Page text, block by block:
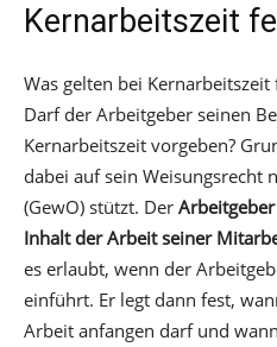
Kernarbeitszeit
Was gelten bei Kernarbeitszeit
Darf der Arbeitgeber seinen
Kernarbeitszeit vorgeben?
dabei auf sein Weisungsrecht
(GewO) stützt. Der
Inhalt der Arbeit seiner
es erlaubt, wenn der
einführt. Er legt dann fest,
Arbeit anfangen darf und